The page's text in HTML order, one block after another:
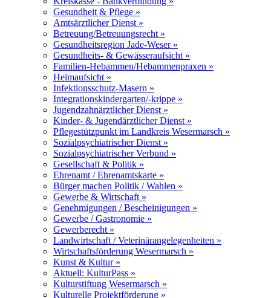
Gesundheit & Pflege »
Amtsärztlicher Dienst »
Betreuung/Betreuungsrecht »
Gesundheitsregion Jade-Weser »
Gesundheits- & Gewässeraufsicht »
Familien-Hebammen/Hebammenpraxen »
Heimaufsicht »
Infektionsschutz-Masern »
Integrationskindergarten/-krippe »
Jugendzahnärztlicher Dienst »
Kinder- & Jugendärztlicher Dienst »
Pflegestützpunkt im Landkreis Wesermarsch »
Sozialpsychiatrischer Dienst »
Sozialpsychiatrischer Verbund »
Gesellschaft & Politik »
Ehrenamt / Ehrenamtskarte »
Bürger machen Politik / Wahlen »
Gewerbe & Wirtschaft »
Genehmigungen / Bescheinigungen »
Gewerbe / Gastronomie »
Gewerberecht »
Landwirtschaft / Veterinärangelegenheiten »
Wirtschaftsförderung Wesermarsch »
Kunst & Kultur »
Aktuell: KulturPass »
Kulturstiftung Wesermarsch »
Kulturelle Projektförderung »